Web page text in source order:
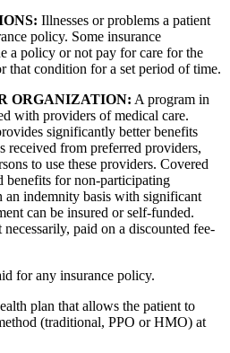
Illnesses or problems a patient
policy. Some insurance
a policy or not pay for care for the
that condition for a set period of time.
ORGANIZATION: A program in
with providers of medical care.
significantly better benefits
received from preferred providers,
to use these providers. Covered
benefits for non-participating
an indemnity basis with significant
can be insured or self-funded.
paid on a discounted fee-
for any insurance policy.
plan that allows the patient to
(traditional, PPO or HMO) at